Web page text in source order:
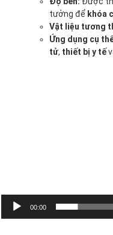
tưởng để khóa
Vật liệu tương
Ứng dụng cụ
tử, thiết bị y tế
00:00